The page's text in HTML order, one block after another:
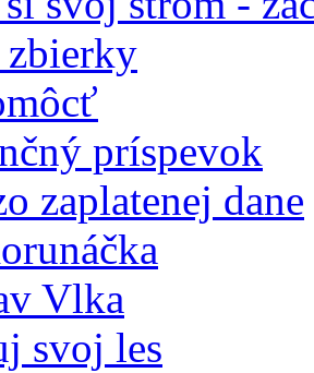
zbierky
príspevok
zaplatenej dane
Vlka
svoj les